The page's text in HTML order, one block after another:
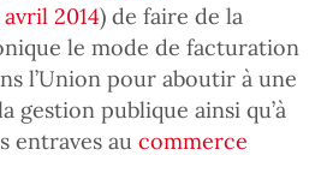
2014) de faire de la
le mode de facturation
l’Union pour aboutir à une
gestion publique ainsi qu’à
entraves au commerce